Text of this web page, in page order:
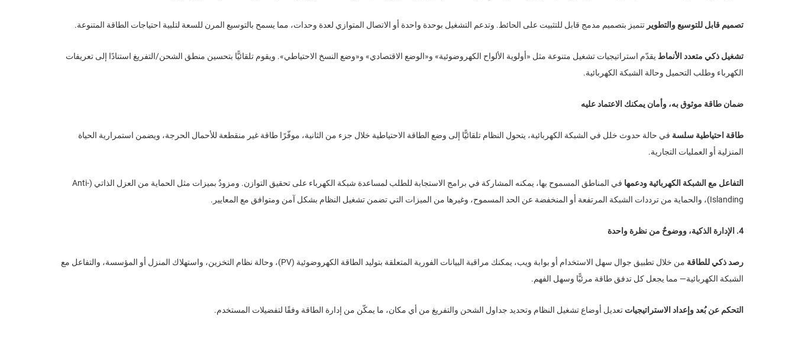
تصميم قابل للتوسيع والتطوير تتميز بتصميم مدمج قابل للتثبيت على الحائط. وتدعم التشغيل بوحدة واحدة أو الاتصال المتوازي لعدة وحدات، مما يسمح بالتوسيع المرن للسعة لتلبية احتياجات الطاقة المتنوعة.
تشغيل ذكي متعدد الأنماط يقدّم استراتيجيات تشغيل متنوعة مثل «أولوية الألواح الكهروضوئية» و«الوضع الاقتصادي» و«وضع النسخ الاحتياطي». ويقوم تلقائيًّا بتحسين منطق الشحن/التفريغ استنادًا إلى تعريفات
الكهرباء وطلب التحميل وحالة الشبكة الكهربائية.
ضمان طاقة موثوق به، وأمان يمكنك الاعتماد عليه
طاقة احتياطية سلسة في حالة حدوث خلل في الشبكة الكهربائية، يتحول النظام تلقائيًّا إلى وضع الطاقة الاحتياطية خلال جزء من الثانية، موفّرًا طاقة غير منقطعة للأحمال الحرجة، ويضمن استمرارية الحياة
المنزلية أو العمليات التجارية.
التفاعل مع الشبكة الكهربائية ودعمها
في المناطق المسموح بها، يمكنه المشاركة في برامج الاستجابة للطلب لمساعدة شبكة الكهرباء على تحقيق التوازن. ومزودٌ بميزات مثل الحماية من العزل الذاتي (Anti-
Islanding)، والحماية من ترددات الشبكة المرتفعة أو المنخفضة عن الحد المسموح، وغيرها من الميزات التي تضمن تشغيل النظام بشكل آمن ومتوافق مع المعايير.
4. الإدارة الذكية، ووضوحٌ من نظرة واحدة
رصد ذكي للطاقة
من خلال تطبيق جوال سهل الاستخدام أو بوابة ويب، يمكنك مراقبة البيانات الفورية المتعلقة بتوليد الطاقة الكهروضوئية (PV)، وحالة نظام التخزين، واستهلاك المنزل أو المؤسسة، والتفاعل مع
الشبكة الكهربائية— مما يجعل كل تدفق طاقة مرئيًّا وسهل الفهم.
التحكم عن بُعد وإعداد الاستراتيجيات تعديل أوضاع تشغيل النظام وتحديد جداول الشحن والتفريغ من أي مكان، ما يمكّن من إدارة الطاقة وفقًا لتفضيلات المستخدم.